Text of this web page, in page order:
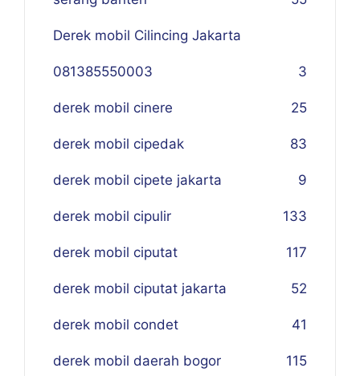
Derek mobil Cilincing Jakarta
081385550003 3
derek mobil cinere 25
derek mobil cipedak 83
derek mobil cipete jakarta 9
derek mobil cipulir 133
derek mobil ciputat 117
derek mobil ciputat jakarta 52
derek mobil condet 41
derek mobil daerah bogor 115